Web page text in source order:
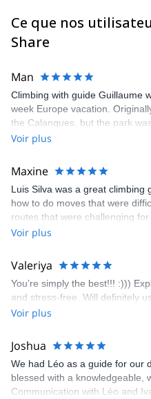
Ce que nos
Share
Man
Climbing with guide Guillaume
week Europe vacation.
the Calanques, but the park
danger. Guillaume chose
kindly offered train station
appreciated very much. The
fun but also the right amount of
enjoyed. The communication
prompt and clear—highly
Voir plus
Maxine
Luis Silva was a great climbing
how to do moves that were
routes that were challenging
encouragement, I managed to
area. The weather was
enjoy the climbs. Explore-
climbing experience in Lisbon
was fantastic, and the
Voir plus
Valeriya
You’re simply the best!!! :)))
and stress-free. Will definitely
Voir plus
Joshua
We had Léo as a guide for our
blessed with a knowledgeable,
Communication with Léo and